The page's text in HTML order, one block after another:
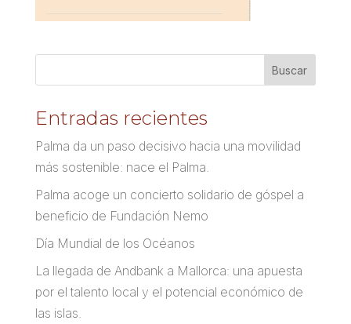
Entradas recientes
Palma da un paso decisivo hacia una movilidad
más sostenible: nace el Palma.
Palma acoge un concierto solidario de góspel a
beneficio de Fundación Nemo
Día Mundial de los Océanos
La llegada de Andbank a Mallorca: una apuesta
por el talento local y el potencial económico de
las islas.